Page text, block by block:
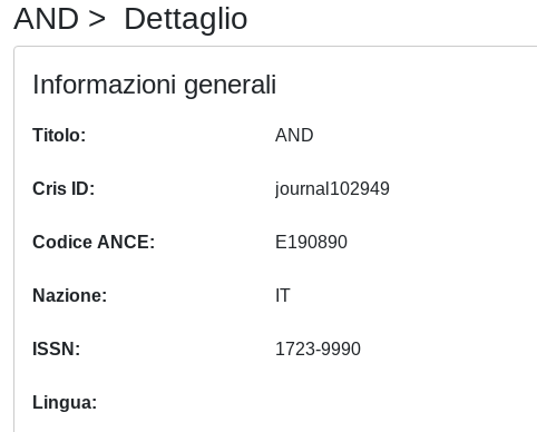
AND > Dettaglio
Informazioni generali
Titolo
Cris ID
Codice ANCE
Nazione
ISSN
Lingua